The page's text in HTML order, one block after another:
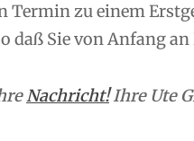
Termin zu einem
daß Sie von Anfang
Nachricht!Ihre Ute